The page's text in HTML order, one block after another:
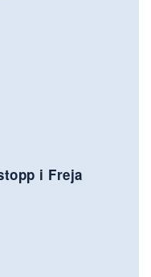
i Freja